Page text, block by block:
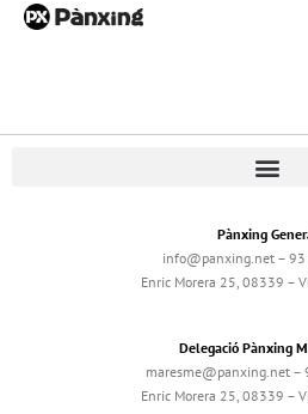
Pànxing
info@panxing.net –
Enric Morera 25, 08339 –
Delegació Pànxing
maresme@panxing.net –
Enric Morera 25, 08339 –